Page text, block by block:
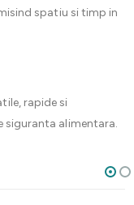
spatiu si timp in
rapide si
siguranta alimentara.